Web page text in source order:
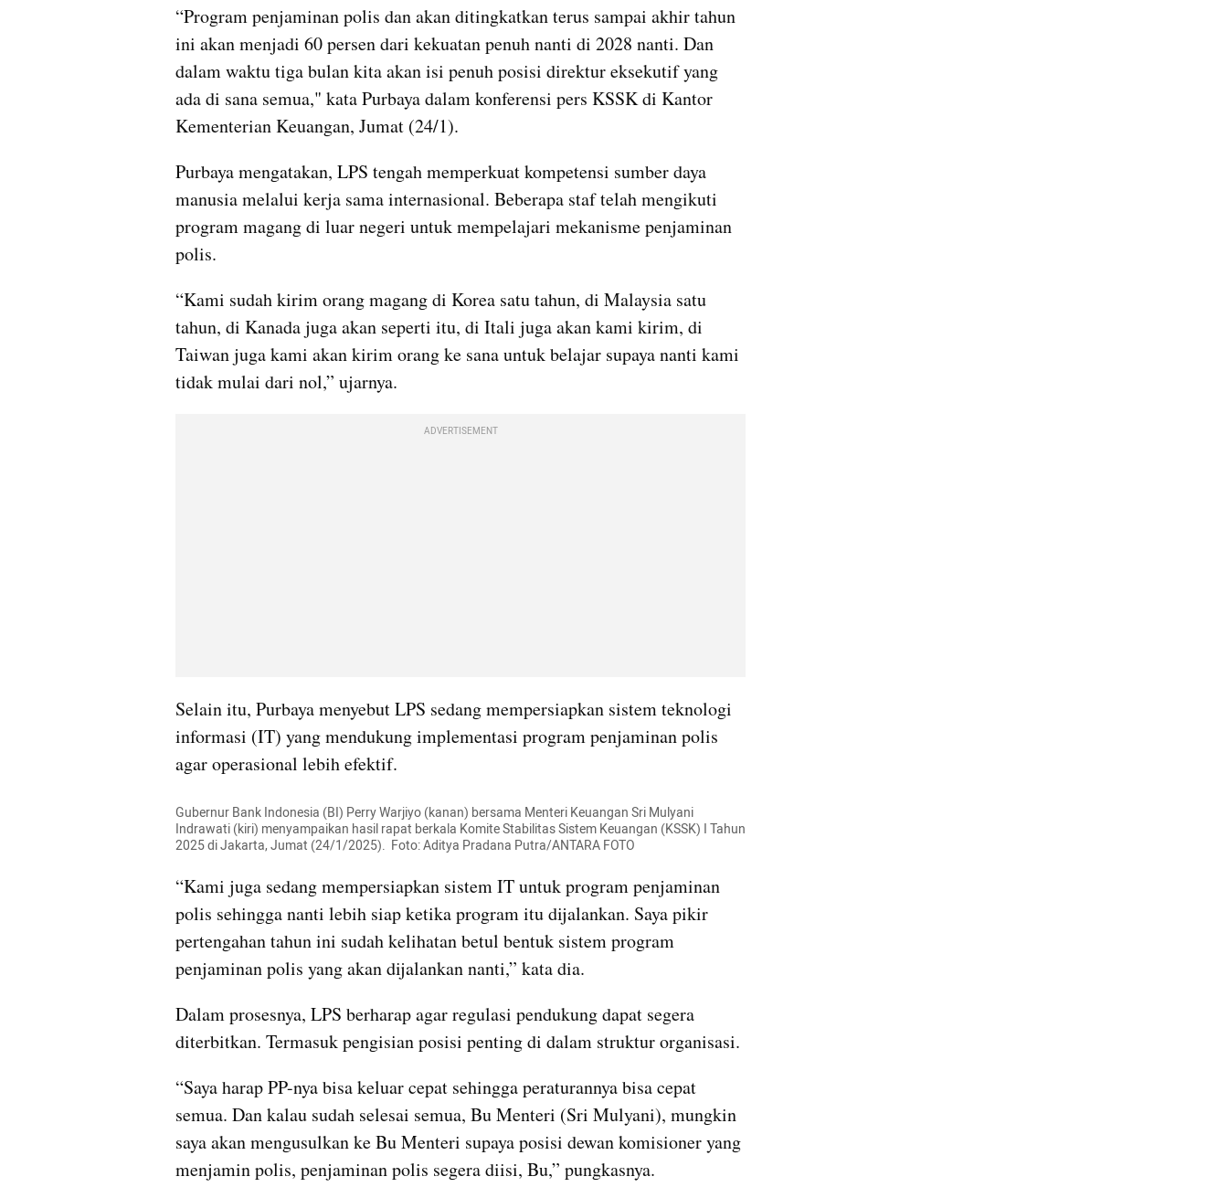
“Program penjaminan polis dan akan ditingkatkan terus sampai akhir tahun
ini akan menjadi 60 persen dari kekuatan penuh nanti di 2028 nanti. Dan
dalam waktu tiga bulan kita akan isi penuh posisi direktur eksekutif yang
ada di sana semua," kata Purbaya dalam konferensi pers KSSK di Kantor
Kementerian Keuangan, Jumat (24/1).
Purbaya mengatakan, LPS tengah memperkuat kompetensi sumber daya
manusia melalui kerja sama internasional. Beberapa staf telah mengikuti
program magang di luar negeri untuk mempelajari mekanisme penjaminan
polis.
“Kami sudah kirim orang magang di Korea satu tahun, di Malaysia satu
tahun, di Kanada juga akan seperti itu, di Itali juga akan kami kirim, di
Taiwan juga kami akan kirim orang ke sana untuk belajar supaya nanti kami
tidak mulai dari nol,” ujarnya.
ADVERTISEMENT
Selain itu, Purbaya menyebut LPS sedang mempersiapkan sistem teknologi
informasi (IT) yang mendukung implementasi program penjaminan polis
agar operasional lebih efektif.
Gubernur Bank Indonesia (BI) Perry Warjiyo (kanan) bersama Menteri Keuangan Sri Mulyani
Indrawati (kiri) menyampaikan hasil rapat berkala Komite Stabilitas Sistem Keuangan (KSSK) I Tahun
2025 di Jakarta, Jumat (24/1/2025).  Foto: Aditya Pradana Putra/ANTARA FOTO
“Kami juga sedang mempersiapkan sistem IT untuk program penjaminan
polis sehingga nanti lebih siap ketika program itu dijalankan. Saya pikir
pertengahan tahun ini sudah kelihatan betul bentuk sistem program
penjaminan polis yang akan dijalankan nanti,” kata dia.
Dalam prosesnya, LPS berharap agar regulasi pendukung dapat segera
diterbitkan. Termasuk pengisian posisi penting di dalam struktur organisasi.
“Saya harap PP-nya bisa keluar cepat sehingga peraturannya bisa cepat
semua. Dan kalau sudah selesai semua, Bu Menteri (Sri Mulyani), mungkin
saya akan mengusulkan ke Bu Menteri supaya posisi dewan komisioner yang
menjamin polis, penjaminan polis segera diisi, Bu,” pungkasnya.